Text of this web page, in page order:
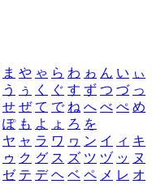
ま や ゃ ら わ ゎ ん い ぃ
う ぅ く ぐ す ず つ づ っ
せ ぜ て で ね へ べ ぺ め
ぽ も よ ょ ろ を
ヤ ャ ラ ワ ヮ ン イ ィ キ
ゥ ク グ ス ズ ツ ヅ ッ ヌ
ゼ テ デ ヘ ベ ペ メ レ オ